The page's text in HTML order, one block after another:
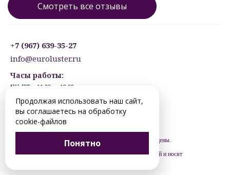
Смотреть все отзывы
+7 (967) 639-35-27
info@euroluster.ru
Часы работы:
ПН-ПТ: с 11:00 до 19:00
ВС: ВЫХОДНОЙ
Предварительная запись.
© 2012-2026 hanty-mansiysk.euroluster.ru. Все права защищены.
Цены, указанные на сайте, не являются публичной офертой и носят
Продолжая использовать наш сайт,
вы соглашаетесь на обработку
cookie-файлов
Понятно